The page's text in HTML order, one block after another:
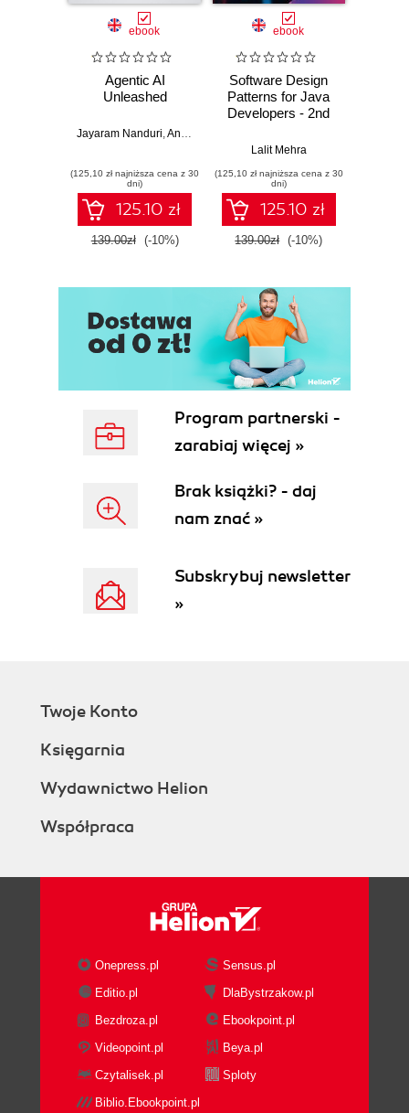
ebook
Agentic AI
Unleashed
Jayaram Nanduri Anand Oka
(125,10 zł najniższa cena z 30
dni)
125.10 zł
139.00zł (-10%)
ebook
Software Design
Patterns for Java
Developers - 2nd
Lalit Mehra
(125,10 zł najniższa cena z 30
dni)
125.10 zł
139.00zł (-10%)
Program partnerski -
zarabiaj więcej »
Brak książki? - daj
nam znać »
Subskrybuj newsletter
»
Twoje Konto
Księgarnia
Wydawnictwo Helion
Współpraca
Onepress.pl
Sensus.pl
Editio.pl
DlaBystrzakow.pl
Bezdroza.pl
Ebookpoint.pl
Videopoint.pl
Beya.pl
Czytalisek.pl
Sploty
Biblio.Ebookpoint.pl